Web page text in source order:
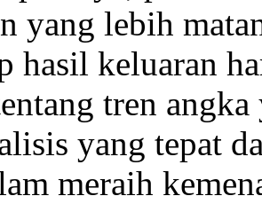
yang lebih
hasil keluaran
tren
yang tepat
meraih